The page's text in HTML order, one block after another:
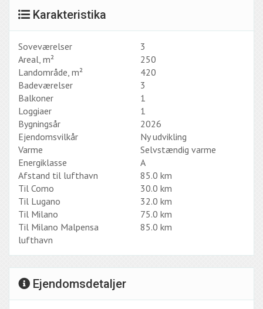
Karakteristika
Soveværelser
3
Areal, m²
250
Landområde, m²
420
Badeværelser
3
Balkoner
1
Loggiaer
1
Bygningsår
2026
Ejendomsvilkår
Ny udvikling
Varme
Selvstændig varme
Energiklasse
A
Afstand til lufthavn
85.0 km
Til Como
30.0 km
Til Lugano
32.0 km
Til Milano
75.0 km
Til Milano Malpensa
lufthavn
85.0 km
Ejendomsdetaljer